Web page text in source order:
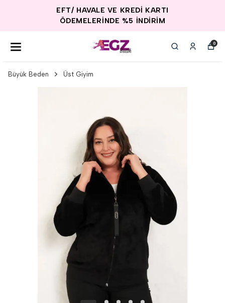
EFT/ HAVALE VE KREDİ KARTI
ÖDEMELERİNDE %5 İNDİRİM
0
Büyük Beden Üst Giyim